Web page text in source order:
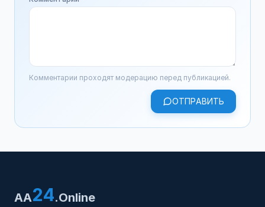
Комментарии проходят модерацию перед публикацией.
ОТПРАВИТЬ
AA24.Online